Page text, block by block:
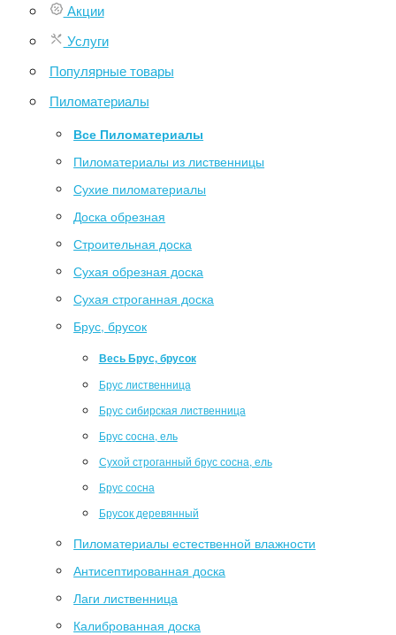
Акции
Услуги
Популярные товары
Пиломатериалы
Все Пиломатериалы
Пиломатериалы из лиственницы
Сухие пиломатериалы
Доска обрезная
Строительная доска
Сухая обрезная доска
Сухая строганная доска
Брус, брусок
Весь Брус, брусок
Брус лиственница
Брус сибирская лиственница
Брус сосна, ель
Сухой строганный брус сосна, ель
Брус сосна
Брусок деревянный
Пиломатериалы естественной влажности
Антисептированная доска
Лаги лиственница
Калиброванная доска